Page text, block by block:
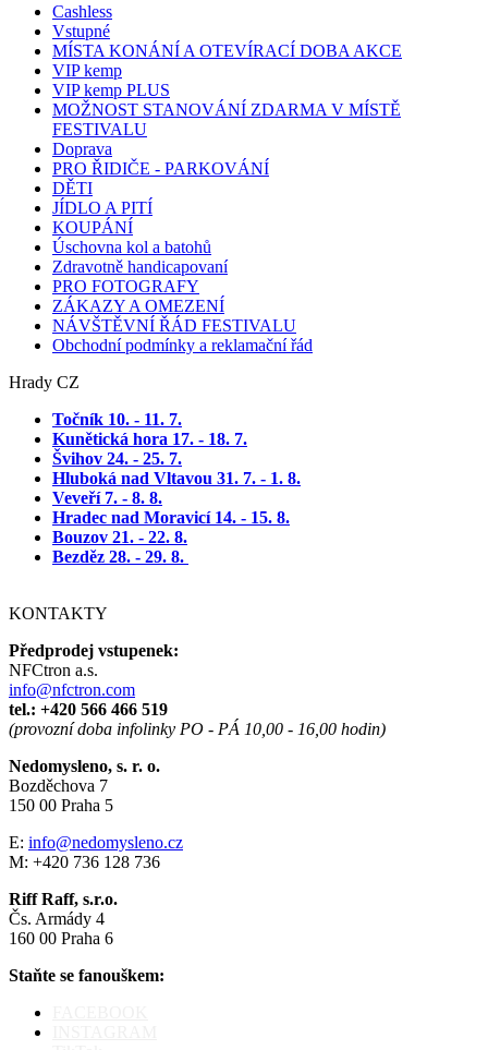
Cashless
Vstupné
MÍSTA KONÁNÍ A OTEVÍRACÍ DOBA AKCE
VIP kemp
VIP kemp PLUS
MOŽNOST STANOVÁNÍ ZDARMA V MÍSTĚ
FESTIVALU
Doprava
PRO ŘIDIČE - PARKOVÁNÍ
DĚTI
JÍDLO A PITÍ
KOUPÁNÍ
Úschovna kol a batohů
Zdravotně handicapovaní
PRO FOTOGRAFY
ZÁKAZY A OMEZENÍ
NÁVŠTĚVNÍ ŘÁD FESTIVALU
Obchodní podmínky a reklamační řád
Hrady CZ
Točník 10. - 11. 7.
Kunětická hora 17. - 18. 7.
Švihov 24. - 25. 7.
Hluboká nad Vltavou 31. 7. - 1. 8.
Veveří 7. - 8. 8.
Hradec nad Moravicí 14. - 15. 8.
Bouzov 21. - 22. 8.
Bezděz 28. - 29. 8.
KONTAKTY
Předprodej vstupenek:
NFCtron a.s.
info@nfctron.com
tel.: +420 566 466 519
(provozní doba infolinky PO - PÁ 10,00 - 16,00 hodin)
Nedomysleno, s. r. o.
Bozděchova 7
150 00 Praha 5
E: info@nedomysleno.cz
M: +420 736 128 736
Riff Raff, s.r.o.
Čs. Armády 4
160 00 Praha 6
Staňte se fanouškem: